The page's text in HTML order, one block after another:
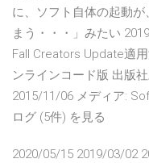
に、ソフト自体の起動
まう・・・」みたい
Fall Creators Update適
ンラインコード版 出版
2015/11/06 メディア:
ログ (5件) を見る
2020/05/15 2019/03/02